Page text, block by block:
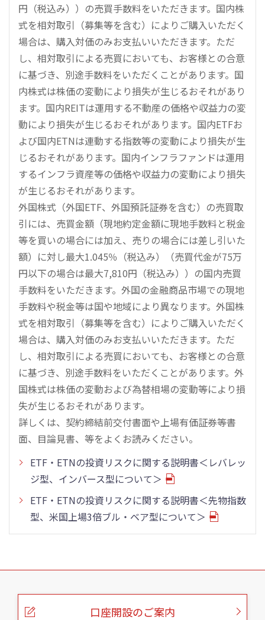
円（税込み））の売買手数料をいただきます。国内株
式を相対取引（募集等を含む）によりご購入いただく
場合は、購入対価のみお支払いいただきます。ただ
し、相対取引による売買においても、お客様との合意
に基づき、別途手数料をいただくことがあります。国
内株式は株価の変動により損失が生じるおそれがあり
ます。国内REITは運用する不動産の価格や収益力の変
動により損失が生じるおそれがあります。国内ETFお
よび国内ETNは連動する指数等の変動により損失が生
じるおそれがあります。国内インフラファンドは運用
するインフラ資産等の価格や収益力の変動により損失
が生じるおそれがあります。
外国株式（外国ETF、外国預託証券を含む）の売買取
引には、売買金額（現地約定金額に現地手数料と税金
等を買いの場合には加え、売りの場合には差し引いた
額）に対し最大1.045％（税込み）（売買代金が75万
円以下の場合は最大7,810円（税込み））の国内売買
手数料をいただきます。外国の金融商品市場での現地
手数料や税金等は国や地域により異なります。外国株
式を相対取引（募集等を含む）によりご購入いただく
場合は、購入対価のみお支払いいただきます。ただ
し、相対取引による売買においても、お客様との合意
に基づき、別途手数料をいただくことがあります。外
国株式は株価の変動および為替相場の変動等により損
失が生じるおそれがあります。
詳しくは、契約締結前交付書面や上場有価証券等書
面、目論見書、等をよくお読みください。
ETF・ETNの投資リスクに関する説明書＜レバレッ
ジ型、インバース型について＞
ETF・ETNの投資リスクに関する説明書＜先物指数
型、米国上場3倍ブル・ベア型について＞
こ
口座開設のご案内